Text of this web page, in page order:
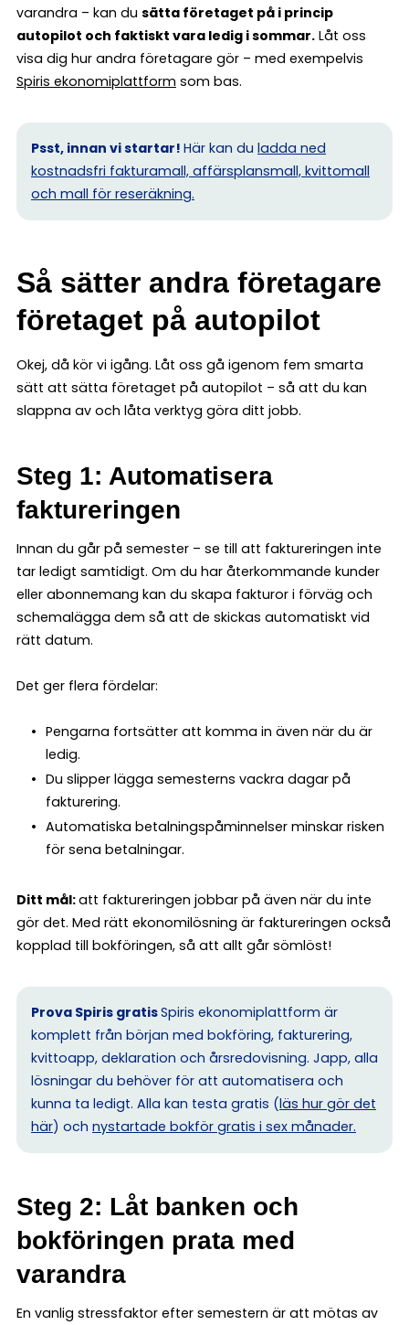
varandra – kan du sätta företaget på i princip
autopilot och faktiskt vara ledig i sommar. Låt oss
visa dig hur andra företagare gör – med exempelvis
Spiris ekonomiplattform som bas.
Psst, innan vi startar! Här kan du ladda ned
kostnadsfri fakturamall, affärsplansmall, kvittomall
och mall för reseräkning.
Så sätter andra företagare
företaget på autopilot
Okej, då kör vi igång. Låt oss gå igenom fem smarta
sätt att sätta företaget på autopilot – så att du kan
slappna av och låta verktyg göra ditt jobb.
Steg 1: Automatisera
faktureringen
Innan du går på semester – se till att faktureringen inte
tar ledigt samtidigt. Om du har återkommande kunder
eller abonnemang kan du skapa fakturor i förväg och
schemalägga dem så att de skickas automatiskt vid
rätt datum.
Det ger flera fördelar:
Pengarna fortsätter att komma in även när du är
ledig.
Du slipper lägga semesterns vackra dagar på
fakturering.
Automatiska betalningspåminnelser minskar risken
för sena betalningar.
Ditt mål:att faktureringen jobbar på även när du inte
gör det. Med rätt ekonomilösning är faktureringen också
kopplad till bokföringen, så att allt går sömlöst!
Prova Spiris gratisSpiris ekonomiplattform är
komplett från början med bokföring, fakturering,
kvittoapp, deklaration och årsredovisning. Japp, alla
lösningar du behöver för att automatisera och
kunna ta ledigt. Alla kan testa gratis (läs hur gör det
här) och nystartade bokför gratis i sex månader.
Steg 2: Låt banken och
bokföringen prata med
varandra
En vanlig stressfaktor efter semestern är att mötas av